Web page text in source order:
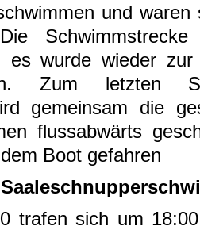
und
es wurde wieder
Zum letzten
gemeinsam die
flussabwärts
Boot gefahren
trafen sich um